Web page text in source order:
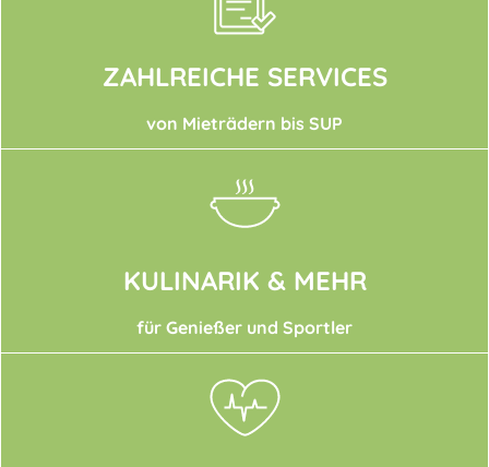
ZAHLREICHE SERVICES
von Mieträdern bis SUP
KULINARIK & MEHR
für Genießer und Sportler